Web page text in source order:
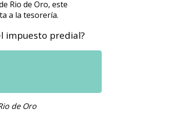
Rio de Oro, este
a la tesorería.
impuesto predial?
de Oro